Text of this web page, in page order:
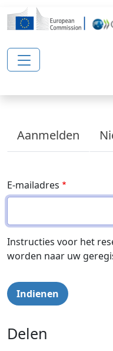
Overslaan en naar de
Primary tabs
Aanmelden
E-mailadres
Instructies voor het
worden naar uw
Delen